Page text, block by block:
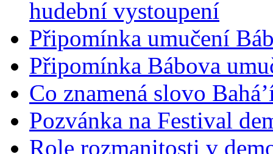
hudební vystoupení
Připomínka umučení
Připomínka Bábova
Co znamená slovo
Pozvánka na Festival
Role rozmanitosti v